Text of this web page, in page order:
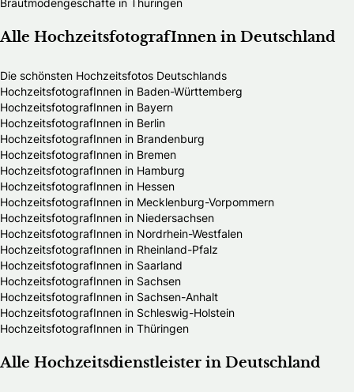
Alle HochzeitsfotografInnen in Deutschland
Die schönsten Hochzeitsfotos Deutschlands
HochzeitsfotografInnen in Baden-Württemberg
HochzeitsfotografInnen in Bayern
HochzeitsfotografInnen in Berlin
HochzeitsfotografInnen in Brandenburg
HochzeitsfotografInnen in Bremen
HochzeitsfotografInnen in Hamburg
HochzeitsfotografInnen in Hessen
HochzeitsfotografInnen in Mecklenburg-Vorpommern
HochzeitsfotografInnen in Niedersachsen
HochzeitsfotografInnen in Nordrhein-Westfalen
HochzeitsfotografInnen in Rheinland-Pfalz
HochzeitsfotografInnen in Saarland
HochzeitsfotografInnen in Sachsen
HochzeitsfotografInnen in Sachsen-Anhalt
HochzeitsfotografInnen in Schleswig-Holstein
HochzeitsfotografInnen in Thüringen
Alle Hochzeitsdienstleister in Deutschland